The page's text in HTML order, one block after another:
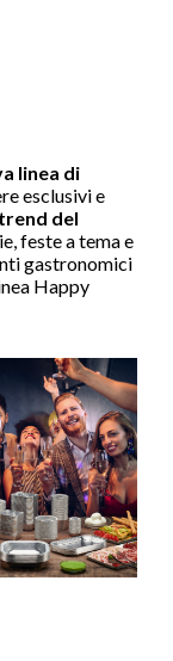
linea di
esclusivi e
del
feste a tema e
gastronomici
Happy